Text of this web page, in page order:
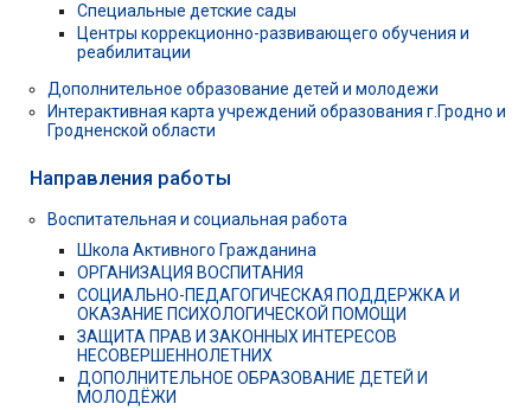
Специальные детские сады
Центры коррекционно-развивающего обучения и
реабилитации
Дополнительное образование детей и молодежи
Интерактивная карта учреждений образования г.Гродно и
Гродненской области
Направления работы
Воспитательная и социальная работа
Школа Активного Гражданина
ОРГАНИЗАЦИЯ ВОСПИТАНИЯ
СОЦИАЛЬНО-ПЕДАГОГИЧЕСКАЯ ПОДДЕРЖКА И
ОКАЗАНИЕ ПСИХОЛОГИЧЕСКОЙ ПОМОЩИ
ЗАЩИТА ПРАВ И ЗАКОННЫХ ИНТЕРЕСОВ
НЕСОВЕРШЕННОЛЕТНИХ
ДОПОЛНИТЕЛЬНОЕ ОБРАЗОВАНИЕ ДЕТЕЙ И
МОЛОДЁЖИ